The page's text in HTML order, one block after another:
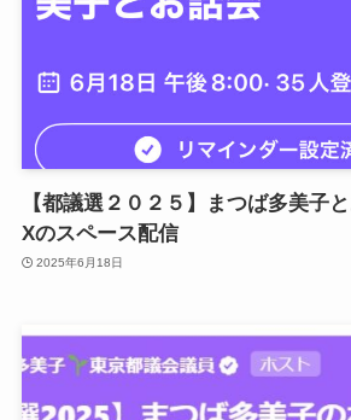
【都議選２０２５】まつば多美子
Xのスペース配信
2025年6月18日